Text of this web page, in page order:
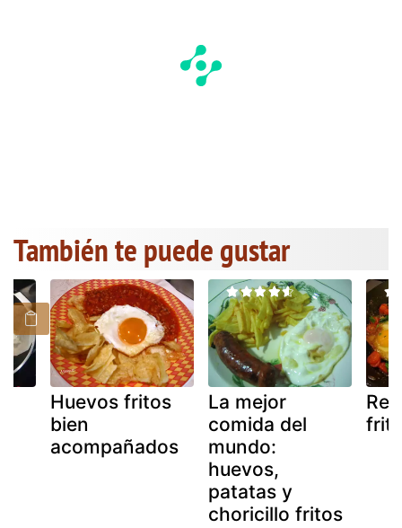
También te puede gustar
Huevos fritos
bien
acompañados
La mejor
comida del
mundo:
huevos,
patatas y
choricillo fritos